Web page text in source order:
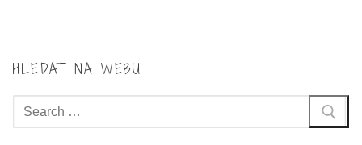
HLEDAT NA WEBU
Hledat: